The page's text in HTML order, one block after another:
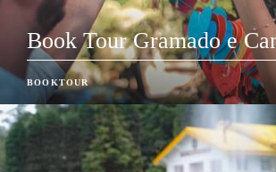
Book Tour Gramado e
BOOKTOUR